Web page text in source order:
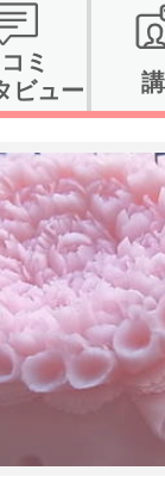
講座を
レッス
たいこ
ミ
ビュー